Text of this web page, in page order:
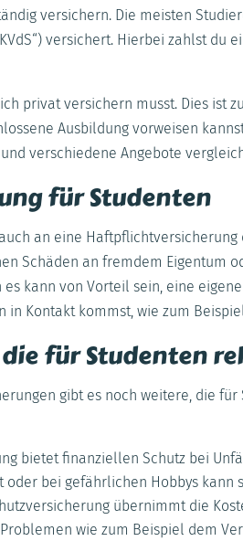
versichern. Die meisten
versichert. Hierbei zahlst du
privat versichern musst. Dies ist
Ausbildung vorweisen
verschiedene Angebote
für Studenten
an eine
Schäden an fremdem Eigentum
kann von Vorteil sein, eine
Kontakt kommst, wie zum
für Studenten
gibt es noch weitere, die
bietet finanziellen Schutz bei
bei gefährlichen Hobbys kann
übernimmt die
wie zum Beispiel dem